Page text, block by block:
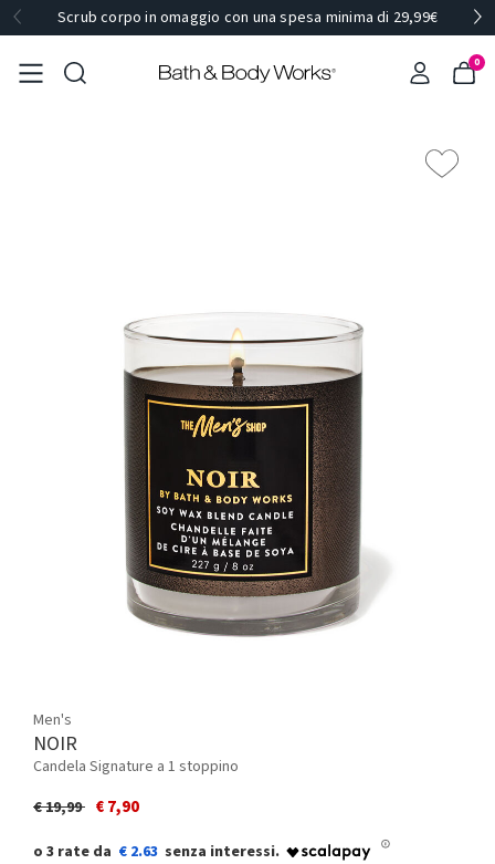
Scrub corpo in omaggio con una spesa minima di 29,99€
0
Men's
NOIR
Candela Signature a 1 stoppino
Price reduced from
€ 19,99to€ 7,90
€ 2.63